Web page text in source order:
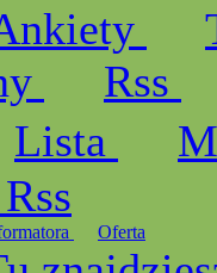
Rss
Lista
Rss
Oferta